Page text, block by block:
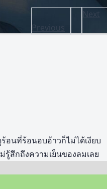
Previous
Next
อนที่ร้อนอบอ้าวก็ไม่ได้เงียบ
รู้สึกถึงความเย็นของลมเลย